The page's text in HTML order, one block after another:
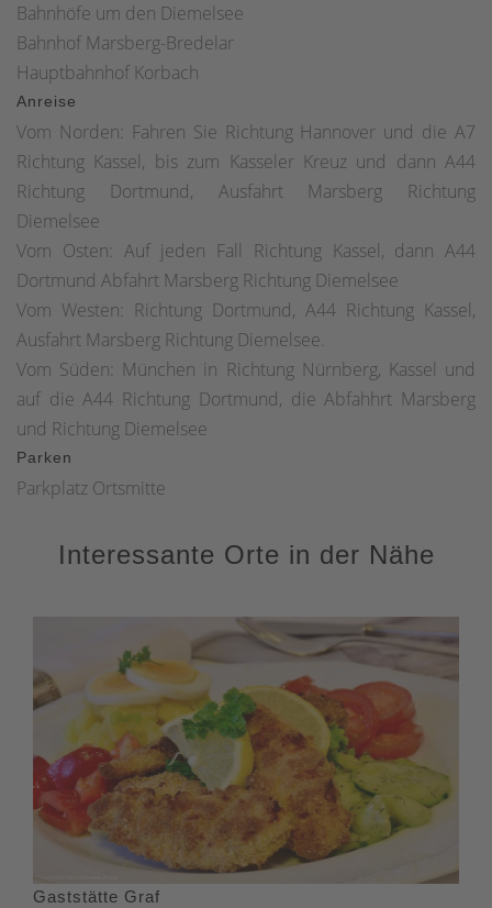
Bahnhöfe um den Diemelsee
Bahnhof Marsberg-Bredelar
Hauptbahnhof Korbach
Anreise
Vom Norden: Fahren Sie Richtung Hannover und die A7
Richtung Kassel, bis zum Kasseler Kreuz und dann A44
Richtung Dortmund, Ausfahrt Marsberg Richtung
Diemelsee
Vom Osten: Auf jeden Fall Richtung Kassel, dann A44
Dortmund Abfahrt Marsberg Richtung Diemelsee
Vom Westen: Richtung Dortmund, A44 Richtung Kassel,
Ausfahrt Marsberg Richtung Diemelsee.
Vom Süden: München in Richtung Nürnberg, Kassel und
auf die A44 Richtung Dortmund, die Abfahhrt Marsberg
und Richtung Diemelsee
Parken
Parkplatz Ortsmitte
Interessante Orte in der Nähe
Gaststätte Graf